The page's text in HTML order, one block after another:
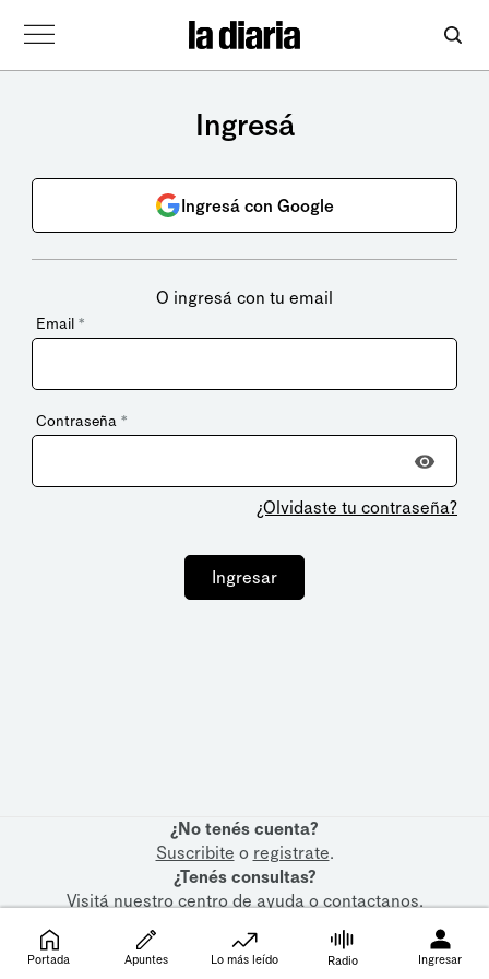
Ingresá
Ingresá con Google
O ingresá con tu email
Email *
Contraseña *
¿Olvidaste tu contraseña?
Ingresar
¿No tenés cuenta?
Suscribite o registrate.
¿Tenés consultas?
Visitá nuestrocentro de ayudaocontactanos.
Portada Apuntes Lo más leído Radio Ingresar